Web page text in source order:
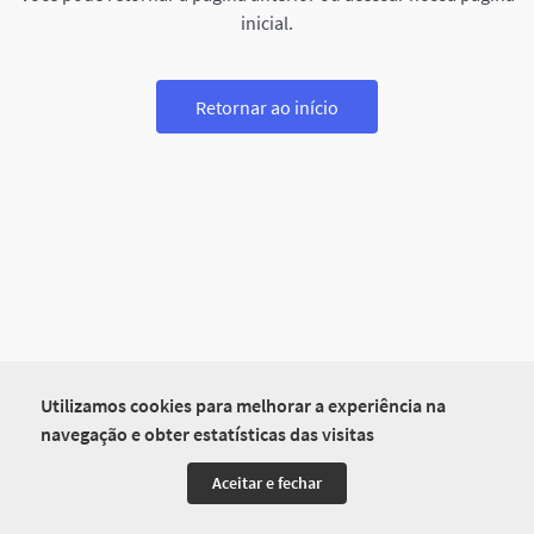
Utilizamos cookies para melhorar a experiência na
navegação e obter estatísticas das visitas
Aceitar e fechar
inicial.
Retornar ao início